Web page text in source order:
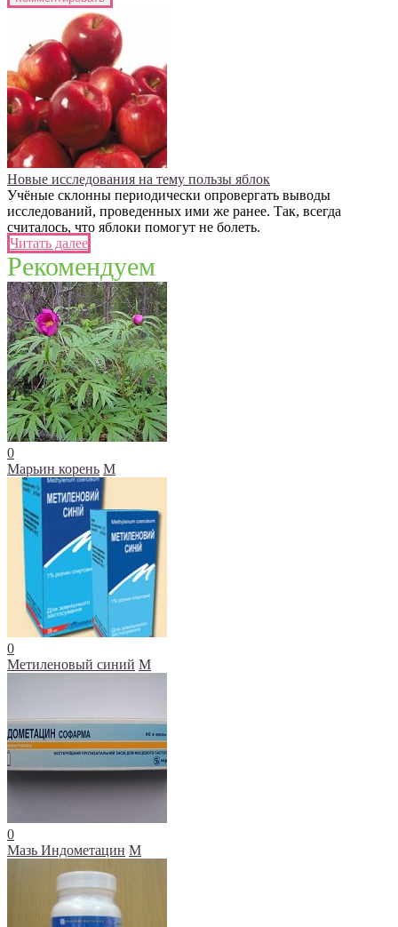
Новые исследования на тему пользы яблок
Учёные склонны периодически опровергать выводы
исследований, проведенных ими же ранее. Так, всегда
считалось, что яблоки помогут не болеть.
Читать далее
Рекомендуем
0
Марьин корень М
0
Метиленовый синий М
0
Мазь Индометацин М